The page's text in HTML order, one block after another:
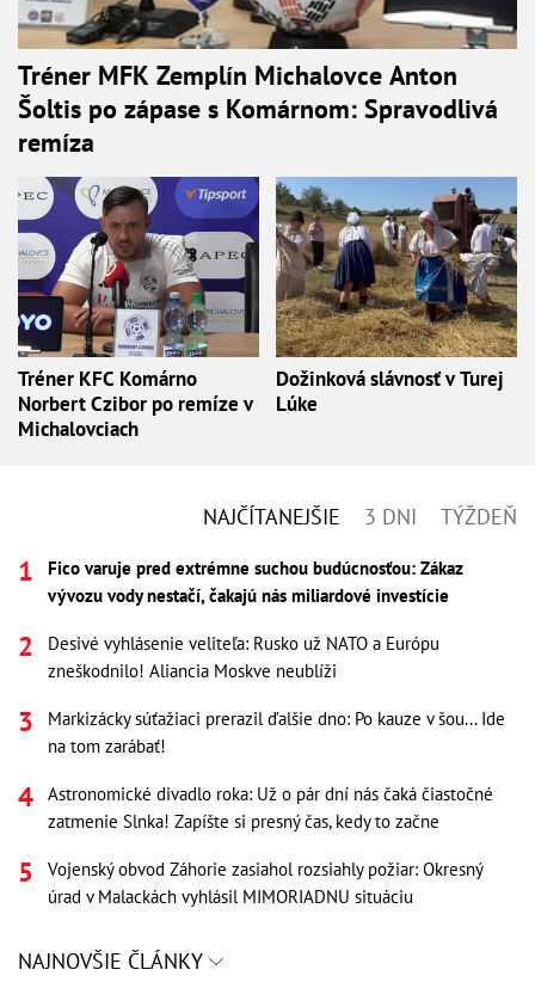
Tréner MFK Zemplín Michalovce Anton
Šoltis po zápase s Komárnom: Spravodlivá
remíza
Tréner KFC Komárno
Norbert Czibor po remíze v
Michalovciach
Dožinková slávnosť v Turej
Lúke
NAJČÍTANEJŠIE 3 DNI TÝŽDEŇ
Fico varuje pred extrémne suchou budúcnosťou: Zákaz
vývozu vody nestačí, čakajú nás miliardové investície
Desivé vyhlásenie veliteľa: Rusko už NATO a Európu
zneškodnilo! Aliancia Moskve neublíži
Markizácky súťažiaci prerazil ďalšie dno: Po kauze v šou... Ide
na tom zarábať!
Astronomické divadlo roka: Už o pár dní nás čaká čiastočné
zatmenie Slnka! Zapíšte si presný čas, kedy to začne
Vojenský obvod Záhorie zasiahol rozsiahly požiar: Okresný
úrad v Malackách vyhlásil MIMORIADNU situáciu
NAJNOVŠIE ČLÁNKY